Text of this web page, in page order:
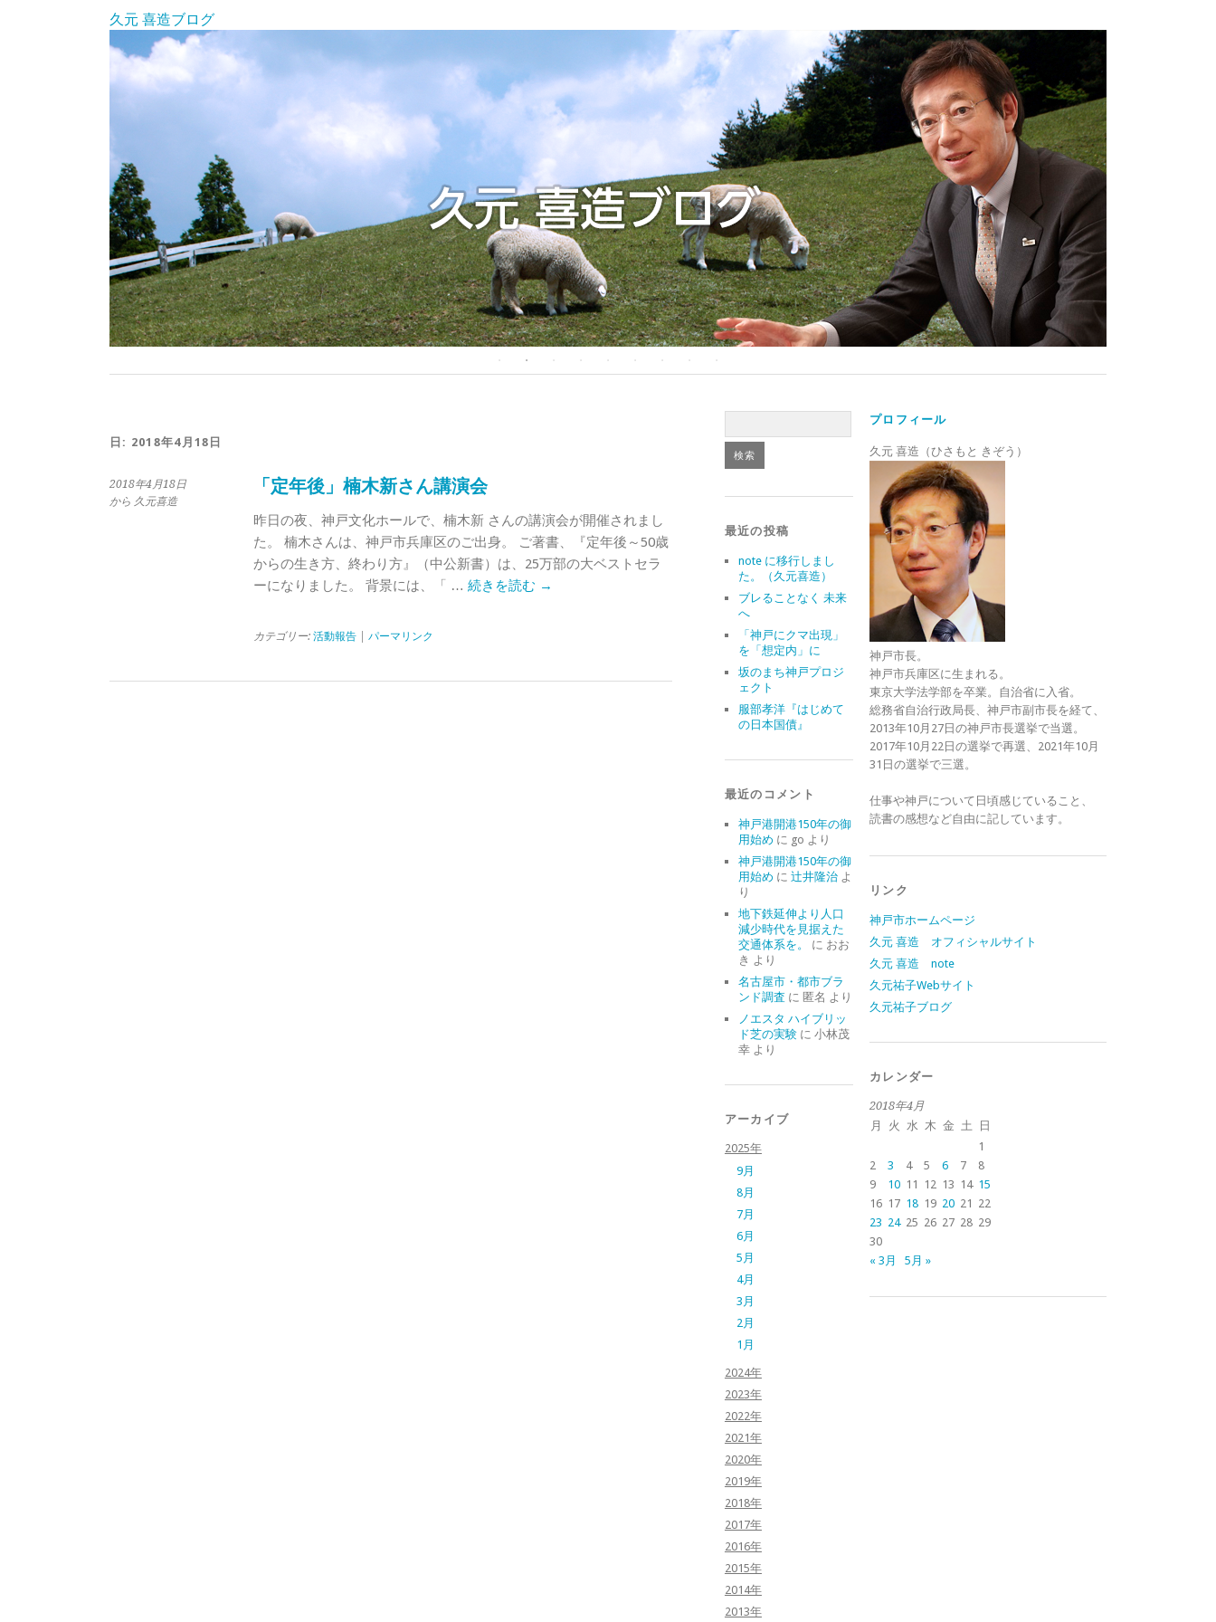
久元 喜造ブログ
日: 2018年4月18日
2018年4月18日
から 久元喜造
「定年後」楠木新さん講演会
昨日の夜、神戸文化ホールで、楠木新 さんの講演会が開催されまし
た。 楠木さんは、神戸市兵庫区のご出身。 ご著書、『定年後～50歳
からの生き方、終わり方』（中公新書）は、25万部の大ベストセラ
ーになりました。 背景には、「 … 続きを読む →
カテゴリー: 活動報告| パーマリンク
最近の投稿
note に移行しまし
た。（久元喜造）
ブレることなく 未来
へ
「神戸にクマ出現」
を「想定内」に
坂のまち神戸プロジ
ェクト
服部孝洋『はじめて
の日本国債』
最近のコメント
神戸港開港150年の御
用始め に go より
神戸港開港150年の御
用始め に 辻井隆治よ
り
地下鉄延伸より人口
減少時代を見据えた
交通体系を。
に おお
き より
名古屋市・都市ブラ
ンド調査 に 匿名 より
ノエスタ ハイブリッ
ド芝の実験に 小林茂
幸より
アーカイブ
2025年
9月
8月
7月
6月
5月
4月
3月
2月
1月
2024年
2023年
2022年
2021年
2020年
2019年
2018年
2017年
2016年
2015年
2014年
2013年
プロフィール
久元 喜造（ひさもと きぞう）
神戸市長。
神戸市兵庫区に生まれる。
東京大学法学部を卒業。自治省に入省。
総務省自治行政局長、神戸市副市長を経て、
2013年10月27日の神戸市長選挙で当選。
2017年10月22日の選挙で再選、2021年10月
31日の選挙で三選。
仕事や神戸について日頃感じていること、
読書の感想など自由に記しています。
リンク
神戸市ホームページ
久元 喜造 オフィシャルサイト
久元 喜造 note
久元祐子Webサイト
久元祐子ブログ
カレンダー
2018年4月
月
火 水 木 金 土
日
1
2
3 4 5 6 7
8
9
10 11 12 13 14 15
16 17 18 19 20 21 22
23 24 25 26 27 28 29
30
« 3月
5月 »